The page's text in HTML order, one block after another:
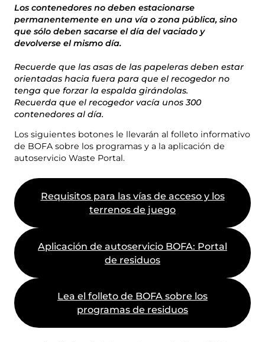
Residuos voluminosos
Compost
Seguir leyendo
Horarios de apertura
Tarifas de residuos (privadas)
Enlace a las normas básicas de BRK
Guía AT
Normativa sobre residuos
Autoservicio
Mi basura
Portal de residuos
Dotación de personal
Horarios de apertura
Póngase en contacto con nosotros
Ofertas de empleo
La empresa BOFA
Mi basura
Los contenedores no deben estacionarse
permanentemente en una vía o zona pública, sino
que sólo deben sacarse el día del vaciado y
devolverse el mismo día.
Recuerde que las asas de las papeleras deben estar
orientadas hacia fuera para que el recogedor no
tenga que forzar la espalda girándolas.
Recuerda que el recogedor vacía unos 300
contenedores al día.
Los siguientes botones le llevarán al folleto informativo
de BOFA sobre los programas y a la aplicación de
autoservicio Waste Portal.
Requisitos para las vías de acceso y los
terrenos de juego
Aplicación de autoservicio BOFA: Portal
de residuos
Lea el folleto de BOFA sobre los
programas de residuos